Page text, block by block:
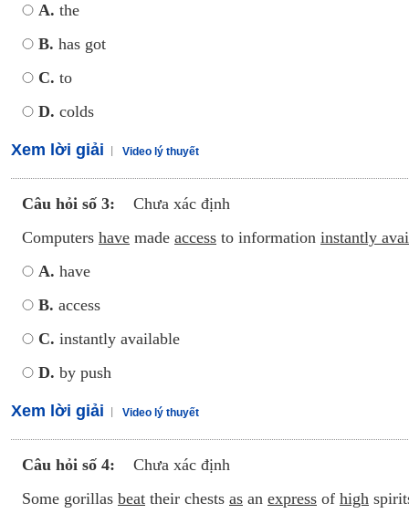
A. the
B. has got
C. to
D. colds
Xem lời giải Video lý thuyết
Câu hỏi số 3:
Chưa xác định
Computers have made access to information instantly
A. have
B. access
C. instantly available
D. by push
Xem lời giải Video lý thuyết
Câu hỏi số 4:
Chưa xác định
Some gorillas beat their chests as an express of high